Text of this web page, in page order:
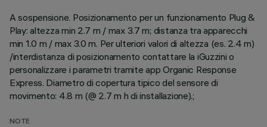
A sospensione. Posizionamento per un funzionamento Plug &
Play: altezza min 2.7 m / max 3.7 m; distanza tra apparecchi
min 1.0 m / max 3.0 m. Per ulteriori valori di altezza (es. 2.4 m)
/interdistanza di posizionamento contattare la iGuzzini o
personalizzare i parametri tramite app Organic Response
Express. Diametro di copertura tipico del sensore di
movimento: 4.8 m (@ 2.7 m h di installazione).;
NOTE